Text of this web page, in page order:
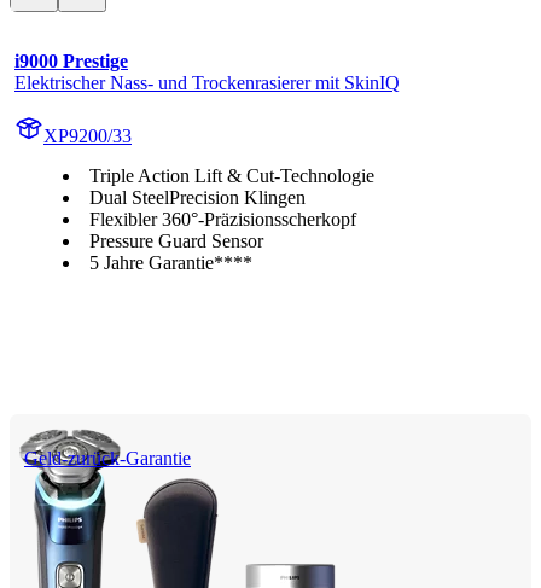
i9000 Prestige
Elektrischer Nass- und Trockenrasierer mit SkinIQ
XP9200/33
Triple Action Lift & Cut-Technologie
Dual SteelPrecision Klingen
Flexibler 360°-Präzisionsscherkopf
Pressure Guard Sensor
5 Jahre Garantie****
Geld-zurück-Garantie